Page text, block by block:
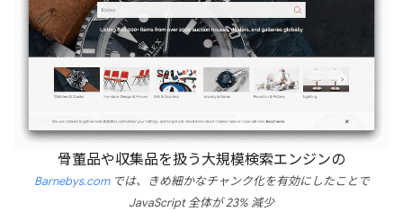
骨董品や収集品を扱う大規模検索エンジンの
Barnebys.comでは、きめ細かなチャンク化を有効にしたことで
JavaScript 全体が 23% 減少